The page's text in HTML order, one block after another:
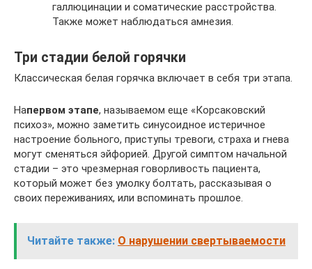
галлюцинации и соматические расстройства.
Также может наблюдаться амнезия.
Три стадии белой горячки
Классическая белая горячка включает в себя три этапа.
Напервом этапе, называемом еще «Корсаковский
психоз», можно заметить синусоидное истеричное
настроение больного, приступы тревоги, страха и гнева
могут сменяться эйфорией. Другой симптом начальной
стадии – это чрезмерная говорливость пациента,
который может без умолку болтать, рассказывая о
своих переживаниях, или вспоминать прошлое.
Читайте также: О нарушении свертываемости